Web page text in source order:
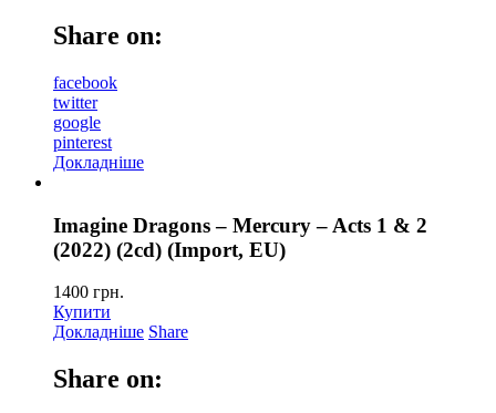
Share on:
facebook
twitter
google
pinterest
Докладніше
Imagine Dragons – Mercury – Acts 1 & 2
(2022) (2cd) (Import, EU)
1400 грн.
Купити
Докладніше Share
Share on: